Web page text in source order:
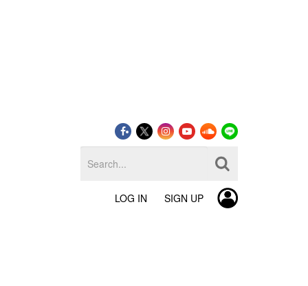
LOG IN SIGN UP